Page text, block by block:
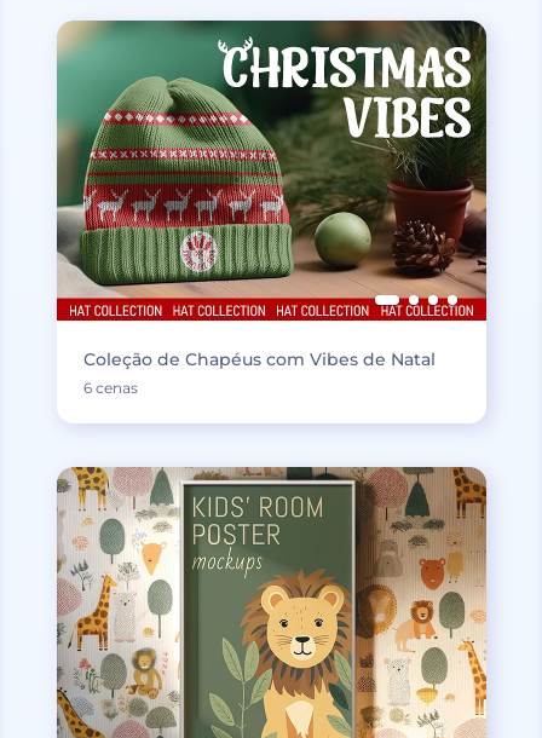
Coleção de Chapéus com Vibes de Natal
6 cenas